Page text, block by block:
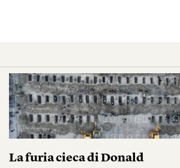
La furia cieca di Donald